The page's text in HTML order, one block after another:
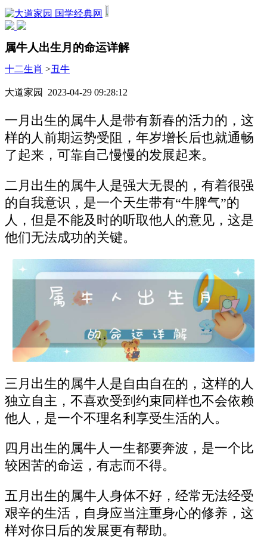
国学经典网
属牛人出生月的命运详解
十二生肖 >丑牛
大道家园 2023-04-29 09:28:12
一月出生的属牛人是带有新春的活力的，这
样的人前期运势受阻，年岁增长后也就通畅
了起来，可靠自己慢慢的发展起来。
二月出生的属牛人是强大无畏的，有着很强
的自我意识，是一个天生带有“牛脾气”的
人，但是不能及时的听取他人的意见，这是
他们无法成功的关键。
三月出生的属牛人是自由自在的，这样的人
独立自主，不喜欢受到约束同样也不会依赖
他人，是一个不理名利享受生活的人。
四月出生的属牛人一生都要奔波，是一个比
较困苦的命运，有志而不得。
五月出生的属牛人身体不好，经常无法经受
艰辛的生活，自身应当注重身心的修养，这
样对你日后的发展更有帮助。